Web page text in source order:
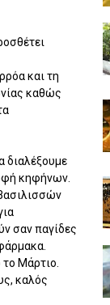
και τη
καθώς
διαλέξουμε
κηφήνων.
σαν παγίδες
Μάρτιο.
καλός